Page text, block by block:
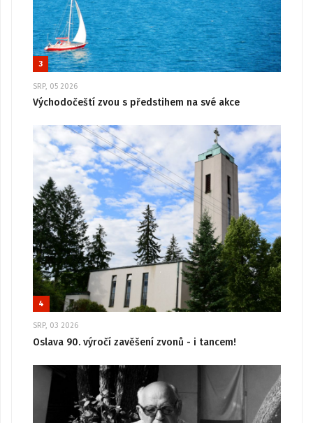
3
SRP, 05 2026
Východočeští zvou s předstihem na své akce
4
SRP, 03 2026
Oslava 90. výročí zavěšení zvonů - i tancem!